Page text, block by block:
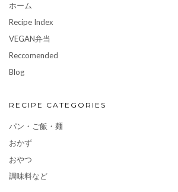
ホーム
Recipe Index
VEGAN弁当
Reccomended
Blog
RECIPE CATEGORIES
パン・ご飯・麺
おかず
おやつ
調味料など